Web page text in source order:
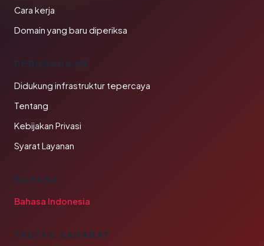
Cara kerja
Domain yang baru diperiksa
PERUSAHAAN
Didukung infrastruktur tepercaya
Tentang
Kebijakan Privasi
Syarat Layanan
BAHASA
Bahasa Indonesia
TAUTAN SAHABAT